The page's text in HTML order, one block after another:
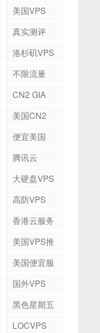
美国VPS
真实测评
洛杉矶VPS
不限流量
CN2 GIA
美国CN2
便宜美国
腾讯云
大硬盘VPS
高防VPS
香港云服务
美国VPS推
美国便宜服
国外VPS
黑色星期五
LOCVPS